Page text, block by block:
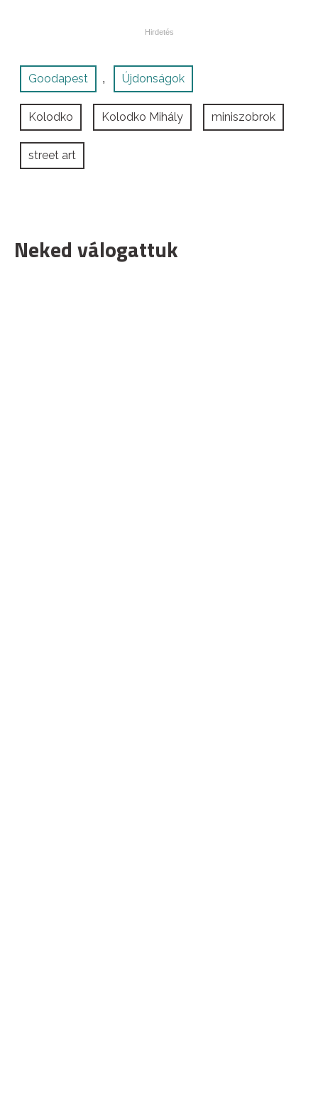
Goodapest , Újdonságok
Kolodko Kolodko Mihály miniszobrok
street art
Neked válogattuk